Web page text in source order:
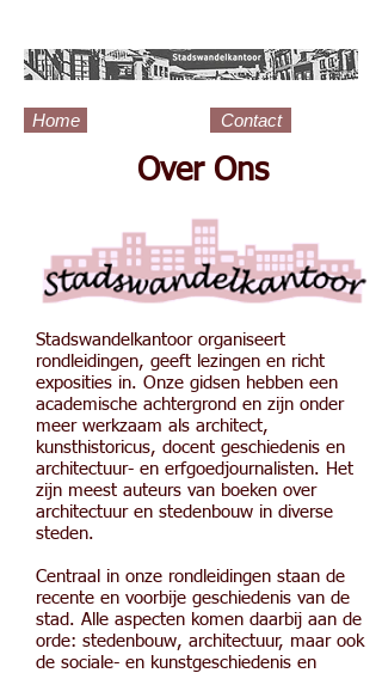
Home Contact
Over Ons
Stadswandelkantoor organiseert
rondleidingen, geeft lezingen en richt
exposities in. Onze gidsen hebben een
academische achtergrond en zijn onder
meer werkzaam als architect,
kunsthistoricus, docent geschiedenis en
architectuur- en erfgoedjournalisten. Het
zijn meest auteurs van boeken over
architectuur en stedenbouw in diverse
steden.
Centraal in onze rondleidingen staan de
recente en voorbije geschiedenis van de
stad. Alle aspecten komen daarbij aan de
orde: stedenbouw, architectuur, maar ook
de sociale- en kunstgeschiedenis en